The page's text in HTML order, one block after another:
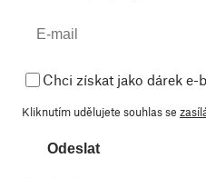
Chci získat jako dárek e-
Kliknutím udělujete souhlas se
Odeslat